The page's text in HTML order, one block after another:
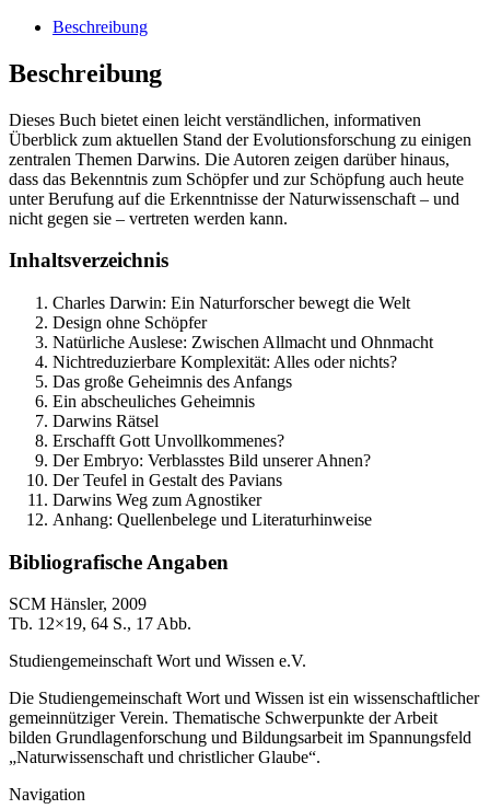
Beschreibung
Beschreibung
Dieses Buch bietet einen leicht verständlichen, informativen
Überblick zum aktuellen Stand der Evolutionsforschung zu einigen
zentralen Themen Darwins. Die Autoren zeigen darüber hinaus,
dass das Bekenntnis zum Schöpfer und zur Schöpfung auch heute
unter Berufung auf die Erkenntnisse der Naturwissenschaft – und
nicht gegen sie – vertreten werden kann.
Inhaltsverzeichnis
Charles Darwin: Ein Naturforscher bewegt die Welt
Design ohne Schöpfer
Natürliche Auslese: Zwischen Allmacht und Ohnmacht
Nichtreduzierbare Komplexität: Alles oder nichts?
Das große Geheimnis des Anfangs
Ein abscheuliches Geheimnis
Darwins Rätsel
Erschafft Gott Unvollkommenes?
Der Embryo: Verblasstes Bild unserer Ahnen?
Der Teufel in Gestalt des Pavians
Darwins Weg zum Agnostiker
Anhang: Quellenbelege und Literaturhinweise
Bibliografische Angaben
SCM Hänsler, 2009
Tb. 12×19, 64 S., 17 Abb.
Studiengemeinschaft Wort und Wissen e.V.
Die Studiengemeinschaft Wort und Wissen ist ein wissenschaftlicher
gemeinnütziger Verein. Thematische Schwerpunkte der Arbeit
bilden Grundlagenforschung und Bildungsarbeit im Spannungsfeld
„Naturwissenschaft und christlicher Glaube“.
Navigation